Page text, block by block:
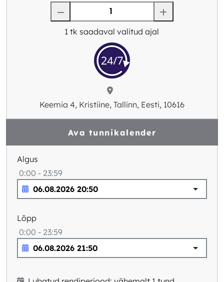
1 tk saadaval valitud ajal
Keemia 4, Kristiine, Tallinn, Eesti, 10616
Ava tunnikalender
Algus
0:00 - 23:59
Lõpp
0:00 - 23:59